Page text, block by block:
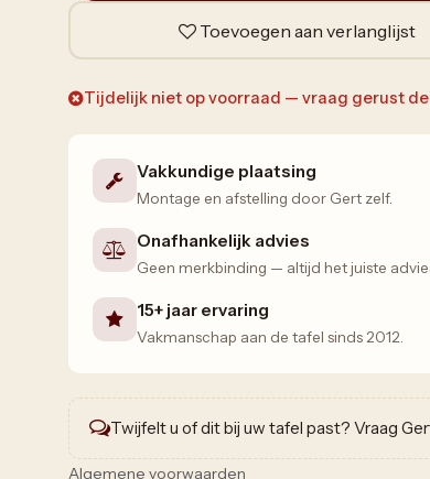
Toevoegen aan verlanglijst
Tijdelijk niet op voorraad — vraag gerust
Vakkundige plaatsing
Montage en afstelling door Gert zelf.
Onafhankelijk advies
Geen merkbinding — altijd het juiste
15+ jaar ervaring
Vakmanschap aan de tafel sinds 2012.
Twijfelt u of dit bij uw tafel past? Vraag
Algemene voorwaarden